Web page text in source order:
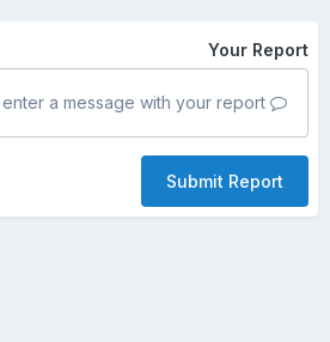
Your Report
Submit Report